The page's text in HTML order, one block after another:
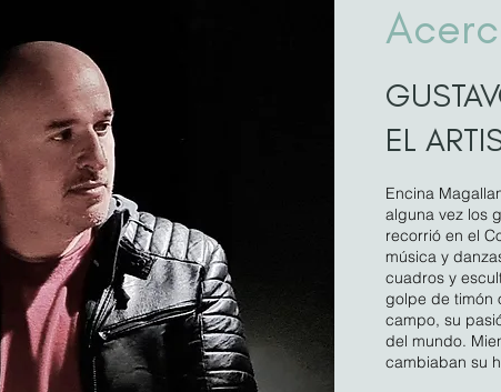
EL
Encina
alguna vez los
recorrió en el
música y
cuadros y
golpe de timón
campo, su
del mundo.
cambiaban su